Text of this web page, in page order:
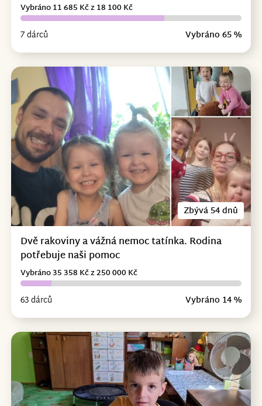
7 dárců Vybráno 65 %
Vybráno 11 685 Kč z 18 100 Kč
Zbývá 54 dnů
Dvě rakoviny a vážná nemoc tatínka. Rodina
potřebuje naši pomoc
63 dárců Vybráno 14 %
Vybráno 35 358 Kč z 250 000 Kč